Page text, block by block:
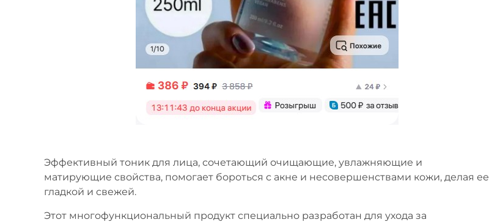
Эффективный тоник для лица, сочетающий очищающие, увлажняющие и
матирующие свойства, помогает бороться с акне и несовершенствами кожи, делая ее
гладкой и свежей.
Этот многофункциональный продукт специально разработан для ухода за